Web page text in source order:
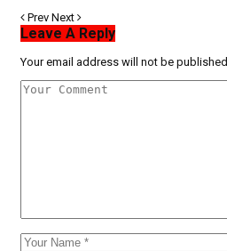
Prev Next
Leave A Reply
Your email address will not be published.